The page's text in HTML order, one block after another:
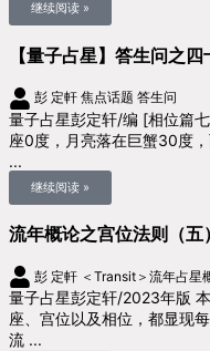
继续阅读 »
【量子占星】答生问之四
彭 定軒 焦点话题 答生问
量子占星彭定轩/编 [相位篇
座0度，月亮落在巨蟹30度
...
继续阅读 »
流年概论之宫位法则（五）
彭 定軒 ＜Transit＞流年占星
量子占星彭定轩/2023年版
座、宫位以及相位，都显现
流 ...